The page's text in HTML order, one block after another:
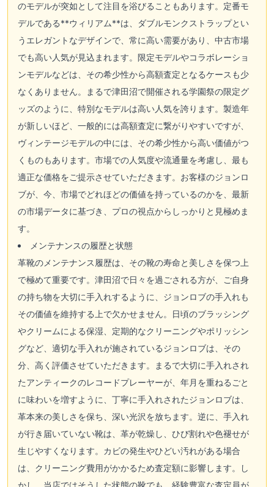
のモデルが突如として注目を浴びることもあります。定番モ
デルである**ウィリアム**は、ダブルモンクストラップとい
うエレガントなデザインで、常に高い需要があり、中古市場
でも高い人気が見込まれます。限定モデルやコラボレーショ
ンモデルなどは、その希少性から高額査定となるケースも少
なくありません。まるで津田沼で開催される学園祭の限定グ
ッズのように、特別なモデルは高い人気を誇ります。製造年
が新しいほど、一般的には高額査定に繋がりやすいですが、
ヴィンテージモデルの中には、その希少性から高い価値がつ
くものもあります。市場での人気度や流通量を考慮し、最も
適正な価格をご提示させていただきます。お客様のジョンロ
ブが、今、市場でどれほどの価値を持っているのかを、最新
の市場データに基づき、プロの視点からしっかりと見極めま
す。
メンテナンスの履歴と状態
革靴のメンテナンス履歴は、その靴の寿命と美しさを保つ上
で極めて重要です。津田沼で日々を過ごされる方が、ご自身
の持ち物を大切に手入れするように、ジョンロブの手入れも
その価値を維持する上で欠かせません。日頃のブラッシング
やクリームによる保湿、定期的なクリーニングやポリッシン
グなど、適切な手入れが施されているジョンロブは、その
分、高く評価させていただきます。まるで大切に手入れされ
たアンティークのレコードプレーヤーが、年月を重ねるごと
に味わいを増すように、丁寧に手入れされたジョンロブは、
革本来の美しさを保ち、深い光沢を放ちます。逆に、手入れ
が行き届いていない靴は、革が乾燥し、ひび割れや色褪せが
生じやすくなります。カビの発生やひどい汚れがある場合
は、クリーニング費用がかかるため査定額に影響します。し
かし、当店ではそうした状態の靴でも、経験豊富な査定員が